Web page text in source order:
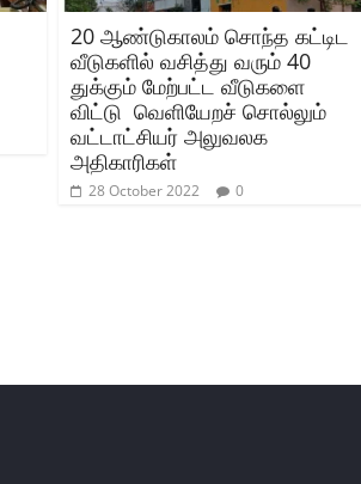
20 ஆண்டுகாலம் சொந்த கட்டிட
வீடுகளில் வசித்து வரும் 40
துக்கும் மேற்பட்ட வீடுகளை
விட்டு வெளியேறச் சொல்லும்
வட்டாட்சியர் அலுவலக
அதிகாரிகள்
28 October 2022 0